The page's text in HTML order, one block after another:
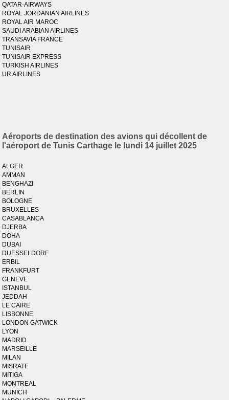
QATAR-AIRWAYS
ROYAL JORDANIAN AIRLINES
ROYAL AIR MAROC
SAUDI ARABIAN AIRLINES
TRANSAVIA FRANCE
TUNISAIR
TUNISAIR EXPRESS
TURKISH AIRLINES
UR AIRLINES
Aéroports de destination des avions qui décollent de
l'aéroport de Tunis Carthage le lundi 14 juillet 2025
ALGER
AMMAN
BENGHAZI
BERLIN
BOLOGNE
BRUXELLES
CASABLANCA
DJERBA
DOHA
DUBAI
DUESSELDORF
ERBIL
FRANKFURT
GENEVE
ISTANBUL
JEDDAH
LE CAIRE
LISBONNE
LONDON GATWICK
LYON
MADRID
MARSEILLE
MILAN
MISRATE
MITIGA
MONTREAL
MUNICH